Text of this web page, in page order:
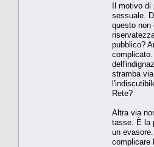
Il motivo di
sessuale.
questo non
pubblico?
stramba
Rete?
Altra via
tasse. È la
un
complicare